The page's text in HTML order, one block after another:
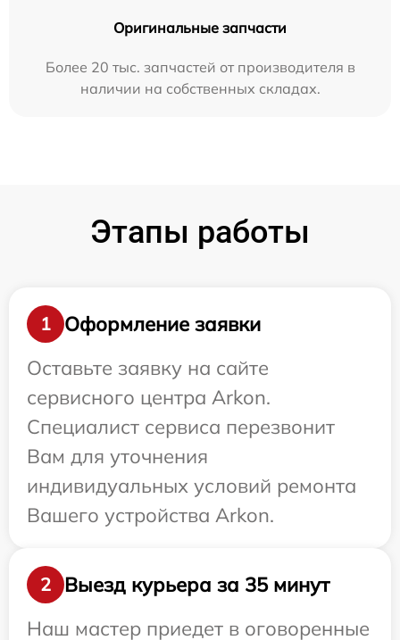
Оригинальные запчасти
Более 20 тыс. запчастей от производителя в
наличии на собственных складах.
Этапы работы
1
Оформление заявки
Оставьте заявку на сайте
сервисного центра Arkon.
Специалист сервиса перезвонит
Вам для уточнения
индивидуальных условий ремонта
Вашего устройства Arkon.
2
Выезд курьера за 35 минут
Наш мастер приедет в оговоренные